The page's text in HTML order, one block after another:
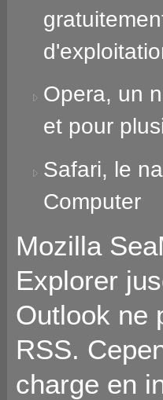
Opera, un
et pour
Safari, le
Computer
Mozilla
Explorer
Outlook ne
RSS.
charge en